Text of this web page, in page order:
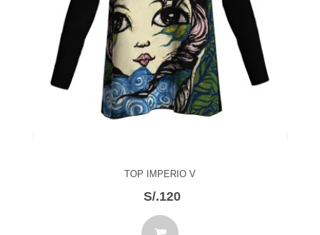
TOP IMPERIO V
S/.120